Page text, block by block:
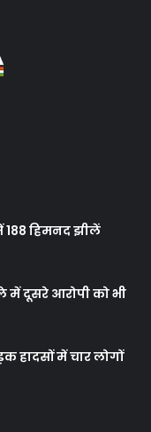
188 हिमनद झीलें
दूसरे आरोपी को भी
हादसों में चार लोगों